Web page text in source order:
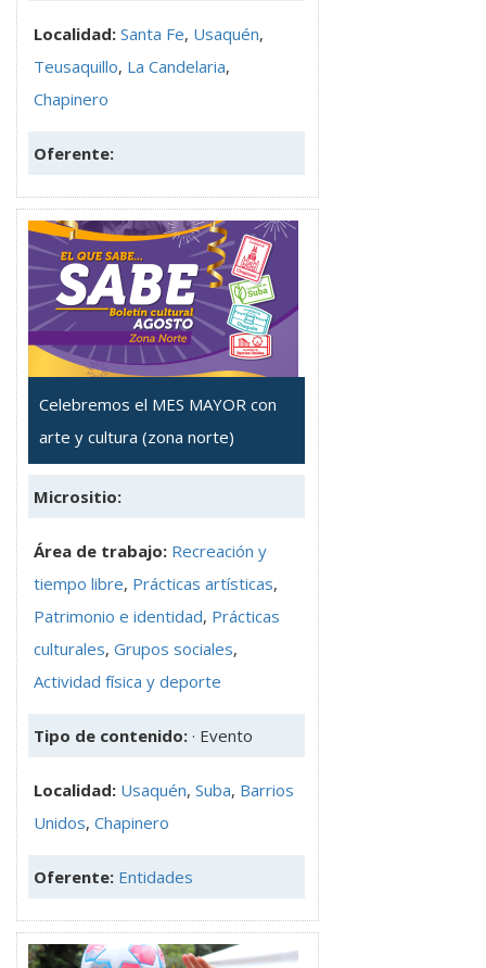
Localidad: Santa Fe, Usaquén,
Teusaquillo, La Candelaria,
Chapinero
Oferente:
Celebremos el MES MAYOR con
arte y cultura (zona norte)
Micrositio:
Área de trabajo: Recreación y
tiempo libre, Prácticas artísticas,
Patrimonio e identidad, Prácticas
culturales, Grupos sociales,
Actividad física y deporte
Tipo de contenido: · Evento
Localidad: Usaquén, Suba, Barrios
Unidos, Chapinero
Oferente: Entidades